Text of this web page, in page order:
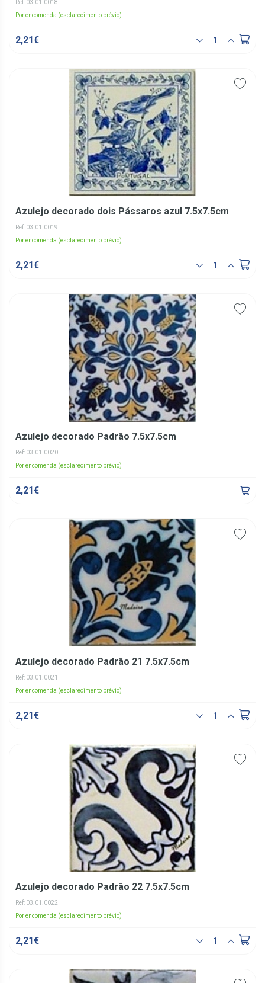
Ref: 03.01.0018
Por encomenda (esclarecimento prévio)
2,21€
Azulejo decorado dois Pássaros azul 7.5x7.5cm
Ref: 03.01.0019
Por encomenda (esclarecimento prévio)
2,21€
Azulejo decorado Padrão 7.5x7.5cm
Ref: 03.01.0020
Por encomenda (esclarecimento prévio)
2,21€
Azulejo decorado Padrão 21 7.5x7.5cm
Ref: 03.01.0021
Por encomenda (esclarecimento prévio)
2,21€
Azulejo decorado Padrão 22 7.5x7.5cm
Ref: 03.01.0022
Por encomenda (esclarecimento prévio)
2,21€